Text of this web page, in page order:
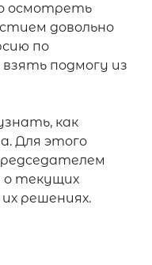
осмотреть
довольно
по
подмогу из
как
Для этого
о текущих
решениях.